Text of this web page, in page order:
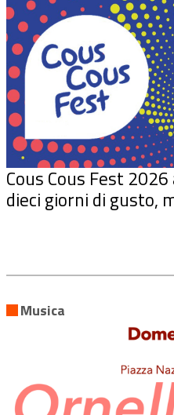
Cous Cous Fest 2026
dieci giorni di gusto,
Musica